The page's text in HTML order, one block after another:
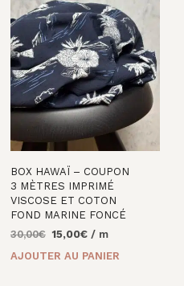
BOX HAWAÏ – COUPON
3 MÈTRES IMPRIMÉ
VISCOSE ET COTON
FOND MARINE FONCÉ
30,00€ Le
15,00€Le/ m
AJOUTER AU PANIER